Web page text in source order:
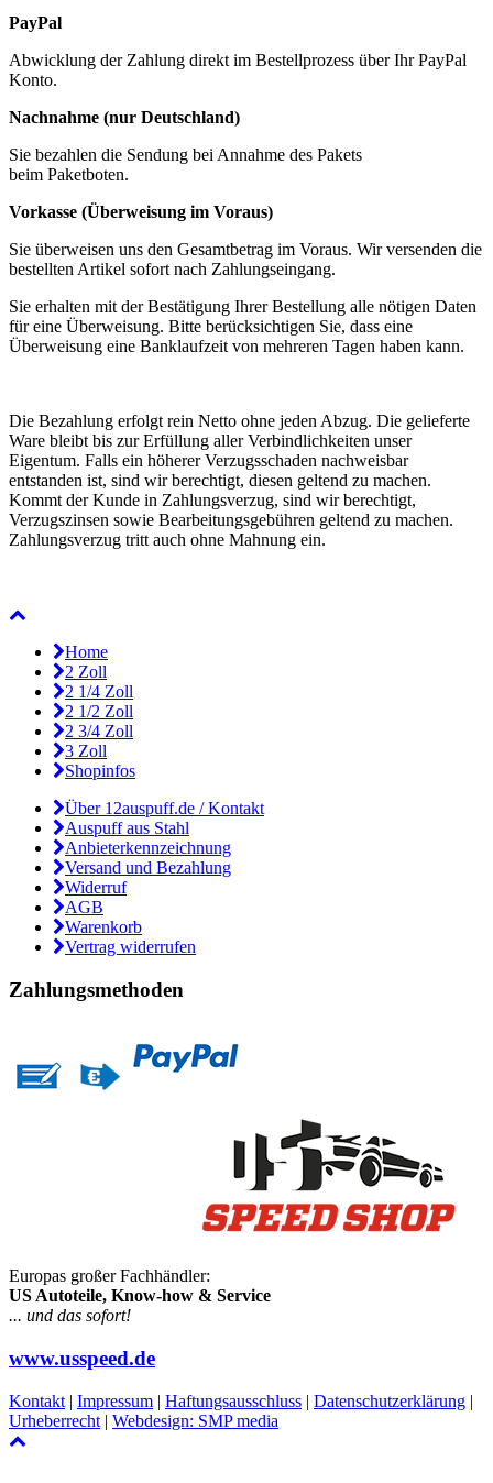
PayPal
Abwicklung der Zahlung direkt im Bestellprozess über Ihr PayPal
Konto.
Nachnahme (nur Deutschland)
Sie bezahlen die Sendung bei Annahme des Pakets
beim Paketboten.
Vorkasse (Überweisung im Voraus)
Sie überweisen uns den Gesamtbetrag im Voraus. Wir versenden die
bestellten Artikel sofort nach Zahlungseingang.
Sie erhalten mit der Bestätigung Ihrer Bestellung alle nötigen Daten
für eine Überweisung. Bitte berücksichtigen Sie, dass eine
Überweisung eine Banklaufzeit von mehreren Tagen haben kann.
Die Bezahlung erfolgt rein Netto ohne jeden Abzug. Die gelieferte
Ware bleibt bis zur Erfüllung aller Verbindlichkeiten unser
Eigentum. Falls ein höherer Verzugsschaden nachweisbar
entstanden ist, sind wir berechtigt, diesen geltend zu machen.
Kommt der Kunde in Zahlungsverzug, sind wir berechtigt,
Verzugszinsen sowie Bearbeitungsgebühren geltend zu machen.
Zahlungsverzug tritt auch ohne Mahnung ein.
Home
2 Zoll
2 1/4 Zoll
2 1/2 Zoll
2 3/4 Zoll
3 Zoll
Shopinfos
Über 12auspuff.de / Kontakt
Auspuff aus Stahl
Anbieterkennzeichnung
Versand und Bezahlung
Widerruf
AGB
Warenkorb
Vertrag widerrufen
Zahlungsmethoden
Europas großer Fachhändler:
US Autoteile, Know-how & Service
... und das sofort!
www.usspeed.de
Kontakt | Impressum | Haftungsausschluss | Datenschutzerklärung |
Urheberrecht | Webdesign: SMP media